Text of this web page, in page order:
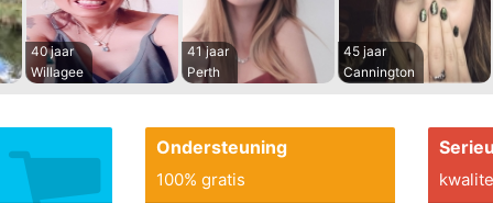
40 jaar
Willagee
41 jaar
Perth
45 jaar
Cannington
Ondersteuning
100% gratis